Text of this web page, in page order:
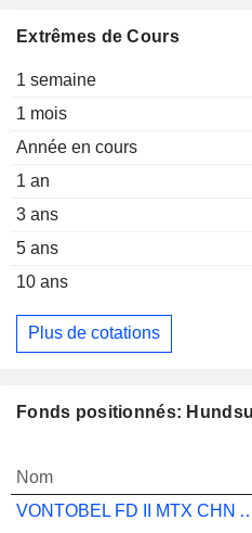
Extrêmes de Cours
1 semaine
1 mois
Année en cours
1 an
3 ans
5 ans
10 ans
Plus de cotations
Fonds positionnés:
Nom
VONTOBEL FD II MTX CHN A-